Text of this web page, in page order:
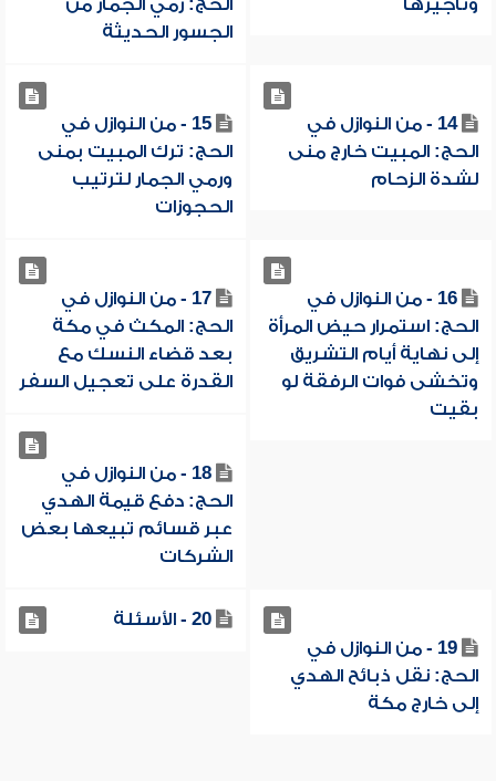
وتأجيرها
الحج: رمي الجمار من
الجسور الحديثة
14 - من النوازل في
الحج: المبيت خارج منى
لشدة الزحام
15 - من النوازل في
الحج: ترك المبيت بمنى
ورمي الجمار لترتيب
الحجوزات
16 - من النوازل في
الحج: استمرار حيض المرأة
إلى نهاية أيام التشريق
وتخشى فوات الرفقة لو
بقيت
17 - من النوازل في
الحج: المكث في مكة
بعد قضاء النسك مع
القدرة على تعجيل السفر
18 - من النوازل في
الحج: دفع قيمة الهدي
عبر قسائم تبيعها بعض
الشركات
19 - من النوازل في
الحج: نقل ذبائح الهدي
إلى خارج مكة
20 - الأسئلة